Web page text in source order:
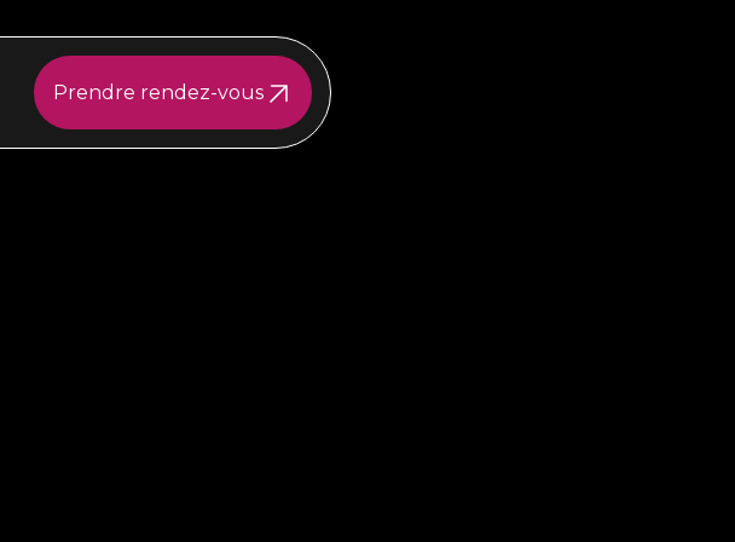
Prendre rendez-vous